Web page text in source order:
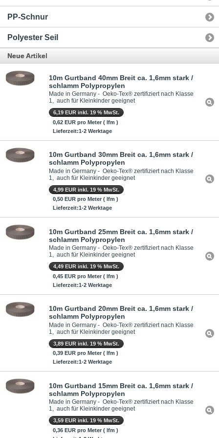
PP-Schnur
Polyester Seil
Neue Artikel
10m Gurtband 40mm Breit ca. 1,6mm stark /
schlamm Polypropylen
Made in Germany - Oeko-Tex® zertifiziert nach Klasse
1, auch für Kleinkinder geeignet
6,19 EUR inkl. 19 % MwSt.
0,62 EUR pro Meter ( lfm )
Lieferzeit:1-2 Werktage
10m Gurtband 30mm Breit ca. 1,6mm stark /
schlamm Polypropylen
Made in Germany - Oeko-Tex® zertifiziert nach Klasse
1, auch für Kleinkinder geeignet
4,99 EUR inkl. 19 % MwSt.
0,50 EUR pro Meter ( lfm )
Lieferzeit:1-2 Werktage
10m Gurtband 25mm Breit ca. 1,6mm stark /
schlamm Polypropylen
Made in Germany - Oeko-Tex® zertifiziert nach Klasse
1, auch für Kleinkinder geeignet
4,49 EUR inkl. 19 % MwSt.
0,45 EUR pro Meter ( lfm )
Lieferzeit:1-2 Werktage
10m Gurtband 20mm Breit ca. 1,6mm stark /
schlamm Polypropylen
Made in Germany - Oeko-Tex® zertifiziert nach Klasse
1, auch für Kleinkinder geeignet
3,89 EUR inkl. 19 % MwSt.
0,39 EUR pro Meter ( lfm )
Lieferzeit:1-2 Werktage
10m Gurtband 15mm Breit ca. 1,6mm stark /
schlamm Polypropylen
Made in Germany - Oeko-Tex® zertifiziert nach Klasse
1, auch für Kleinkinder geeignet
3,59 EUR inkl. 19 % MwSt.
0,36 EUR pro Meter ( lfm )